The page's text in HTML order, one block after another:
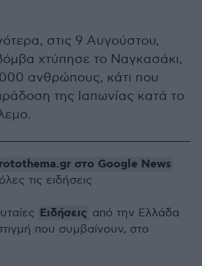
στις 9 Αυγούστου,
χτύπησε το Ναγκασάκι,
ανθρώπους, κάτι που
της Ιαπωνίας κατά το
στο Google News
τις ειδήσεις
Ειδήσεις από την Ελλάδα
που συμβαίνουν, στο